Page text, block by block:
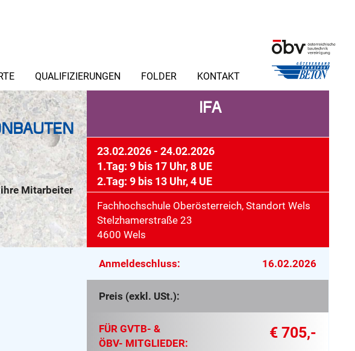
QUALIFIZIERUNGEN FOLDER KONTAKT
Mitarbeiter
IFA
23.02.2026 - 24.02.2026
1.Tag: 9 bis 17 Uhr, 8 UE
2.Tag: 9 bis 13 Uhr, 4 UE
Fachhochschule Oberösterreich, Standort Wels
Stelzhamerstraße 23
4600 Wels
Anmeldeschluss: 16.02.2026
Preis (exkl. USt.):
FÜR GVTB- &
ÖBV- MITGLIEDER:
€ 705,-